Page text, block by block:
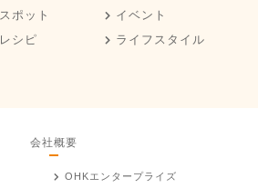
スポット
イベント
レシピ
ライフスタイル
会社概要
OHKエンタープライズ